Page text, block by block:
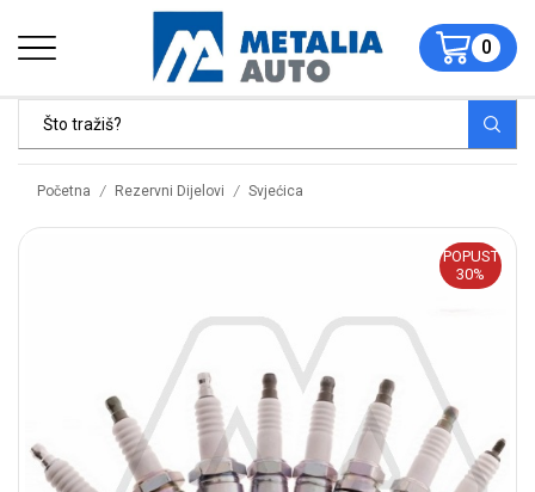
0
Početna / Rezervni Dijelovi / Svjećica
POPUST
30%